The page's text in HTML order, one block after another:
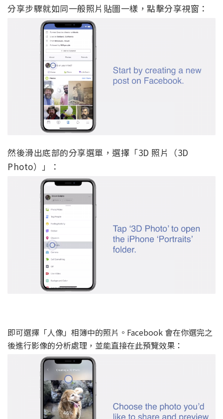
分享步驟就如同一般照片貼圖一樣，點擊分享視窗：
然後滑出底部的分享選單，選擇「3D 照片（3D
Photo）」：
即可選擇「人像」相簿中的照片。Facebook 會在你選完之
後進行影像的分析處理，並能直接在此預覽效果：